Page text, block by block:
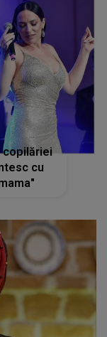
copilăriei
cu